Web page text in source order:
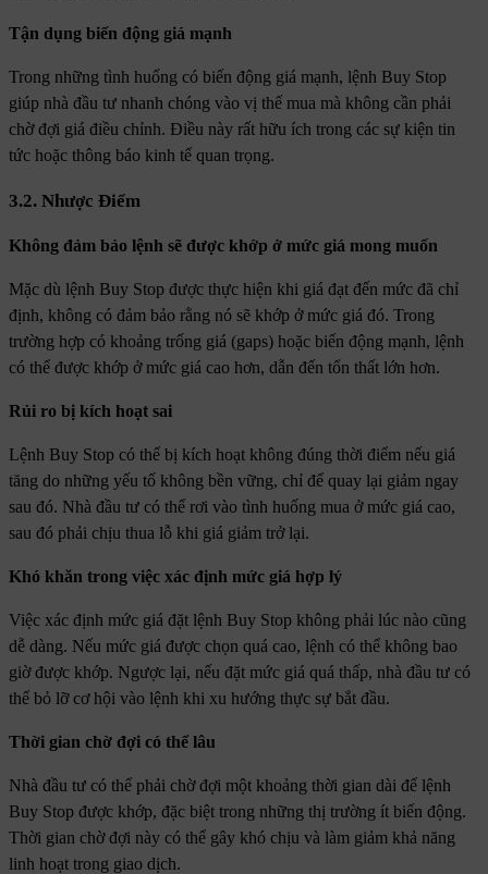
Tận dụng biến động giá mạnh
Trong những tình huống có biến động giá mạnh, lệnh Buy Stop
giúp nhà đầu tư nhanh chóng vào vị thế mua mà không cần phải
chờ đợi giá điều chỉnh. Điều này rất hữu ích trong các sự kiện tin
tức hoặc thông báo kinh tế quan trọng.
3.2. Nhược Điểm
Không đảm bảo lệnh sẽ được khớp ở mức giá mong muốn
Mặc dù lệnh Buy Stop được thực hiện khi giá đạt đến mức đã chỉ
định, không có đảm bảo rằng nó sẽ khớp ở mức giá đó. Trong
trường hợp có khoảng trống giá (gaps) hoặc biến động mạnh, lệnh
có thể được khớp ở mức giá cao hơn, dẫn đến tổn thất lớn hơn.
Rủi ro bị kích hoạt sai
Lệnh Buy Stop có thể bị kích hoạt không đúng thời điểm nếu giá
tăng do những yếu tố không bền vững, chỉ để quay lại giảm ngay
sau đó. Nhà đầu tư có thể rơi vào tình huống mua ở mức giá cao,
sau đó phải chịu thua lỗ khi giá giảm trở lại.
Khó khăn trong việc xác định mức giá hợp lý
Việc xác định mức giá đặt lệnh Buy Stop không phải lúc nào cũng
dễ dàng. Nếu mức giá được chọn quá cao, lệnh có thể không bao
giờ được khớp. Ngược lại, nếu đặt mức giá quá thấp, nhà đầu tư có
thể bỏ lỡ cơ hội vào lệnh khi xu hướng thực sự bắt đầu.
Thời gian chờ đợi có thể lâu
Nhà đầu tư có thể phải chờ đợi một khoảng thời gian dài để lệnh
Buy Stop được khớp, đặc biệt trong những thị trường ít biến động.
Thời gian chờ đợi này có thể gây khó chịu và làm giảm khả năng
linh hoạt trong giao dịch.